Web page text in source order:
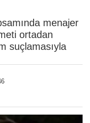
menajer
ortadan
suçlamasıyla